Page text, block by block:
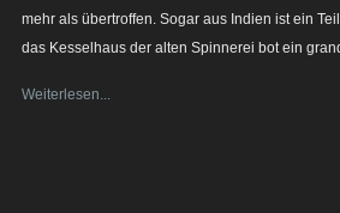
mehr als übertroffen. Sogar aus Indien ist ein
das Kesselhaus der alten Spinnerei bot ein
Weiterlesen...